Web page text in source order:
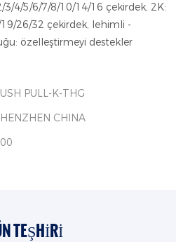
3/4/5/6/7/8/10/14/16 çekirdek, 2K:
26/32 çekirdek, lehimli -
özelleştirmeyi destekler
PULL-K-THG
CHINA
TEŞHIRI